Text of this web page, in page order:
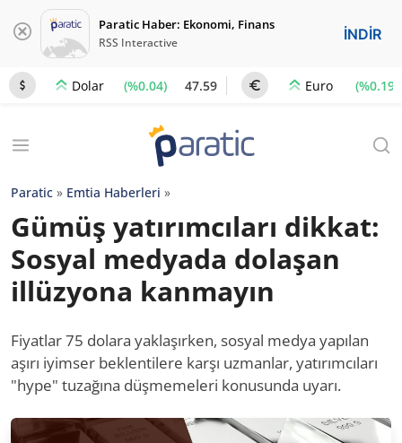
Paratic Haber: Ekonomi, Finans
RSS Interactive İNDİR
Dolar (%0.04) 47.59 Euro (%0.19)
Paratic » Emtia Haberleri »
Gümüş yatırımcıları dikkat:
Sosyal medyada dolaşan
illüzyona kanmayın
Fiyatlar 75 dolara yaklaşırken, sosyal medya yapılan
aşırı iyimser beklentilere karşı uzmanlar, yatırımcıları
"hype" tuzağına düşmemeleri konusunda uyarı.